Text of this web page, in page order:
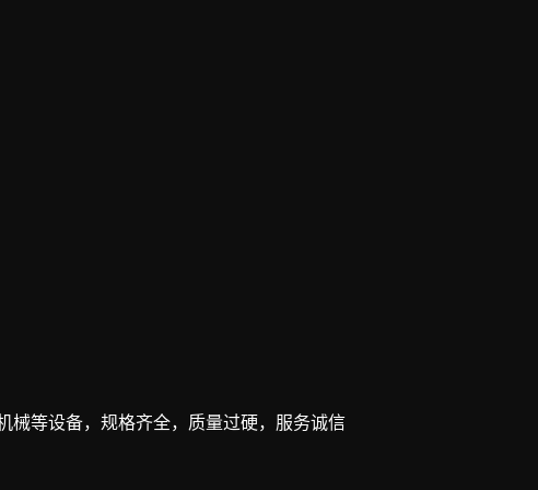
械等设备，规格齐全，质量过硬，服务诚信